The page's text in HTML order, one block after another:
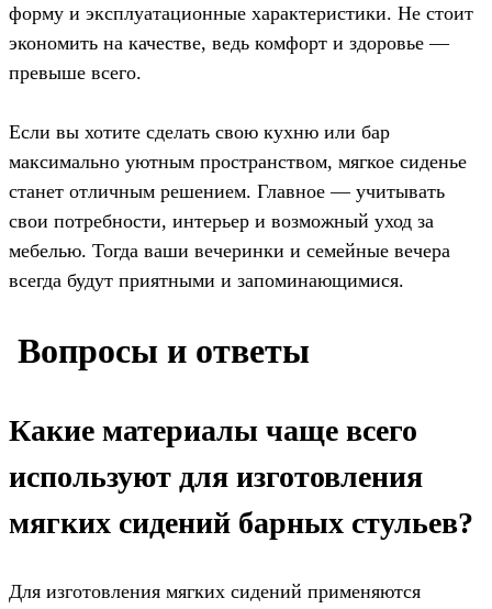
форму и эксплуатационные характеристики. Не стоит
экономить на качестве, ведь комфорт и здоровье —
превыше всего.
Если вы хотите сделать свою кухню или бар
максимально уютным пространством, мягкое сиденье
станет отличным решением. Главное — учитывать
свои потребности, интерьер и возможный уход за
мебелью. Тогда ваши вечеринки и семейные вечера
всегда будут приятными и запоминающимися.
️ Вопросы и ответы
Какие материалы чаще всего
используют для изготовления
мягких сидений барных стульев?
Для изготовления мягких сидений применяются